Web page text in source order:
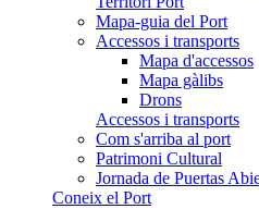
Mapa-guia del Port
Accessos i transports
Mapa d'accessos
Mapa gàlibs
Drons
Accessos i transports
Com s'arriba al port
Patrimoni Cultural
Jornada de Puertas
Coneix el Port